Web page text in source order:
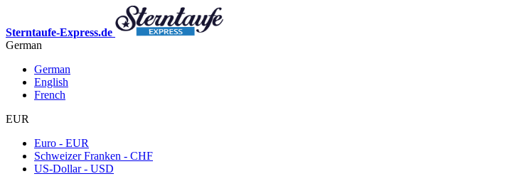
Sterntaufe-Express.de
German
German
English
French
EUR
Euro - EUR
Schweizer Franken - CHF
US-Dollar - USD